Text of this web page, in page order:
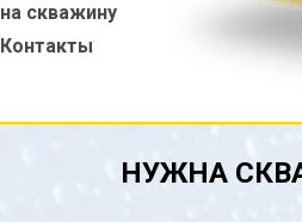
на скважину
Контакты
НУЖНА